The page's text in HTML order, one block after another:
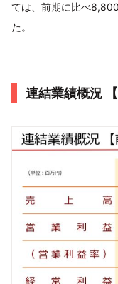
ては、前期に比べ
た。
連結業績概況